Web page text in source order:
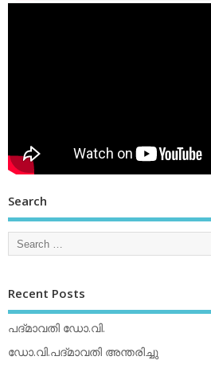
Search
Recent Posts
പദ്മാവതി ഡോ.വി.
ഡോ.വി.പദ്മാവതി അന്തരിച്ചു